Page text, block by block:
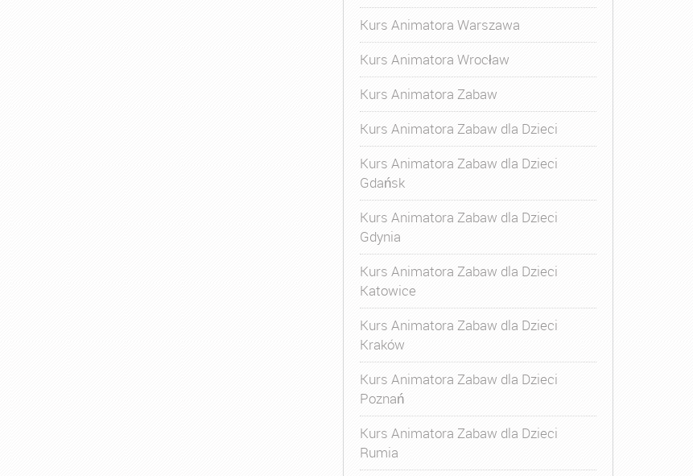
Kurs Animatora Warszawa
Kurs Animatora Wrocław
Kurs Animatora Zabaw
Kurs Animatora Zabaw dla Dzieci
Kurs Animatora Zabaw dla Dzieci
Gdańsk
Kurs Animatora Zabaw dla Dzieci
Gdynia
Kurs Animatora Zabaw dla Dzieci
Katowice
Kurs Animatora Zabaw dla Dzieci
Kraków
Kurs Animatora Zabaw dla Dzieci
Poznań
Kurs Animatora Zabaw dla Dzieci
Rumia